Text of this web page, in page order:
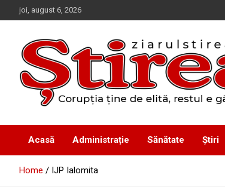
to
joi, august 6, 2026
Ziarul Știrea
Acasă Administrație Sănătate Știri
Home IJP Ialomita